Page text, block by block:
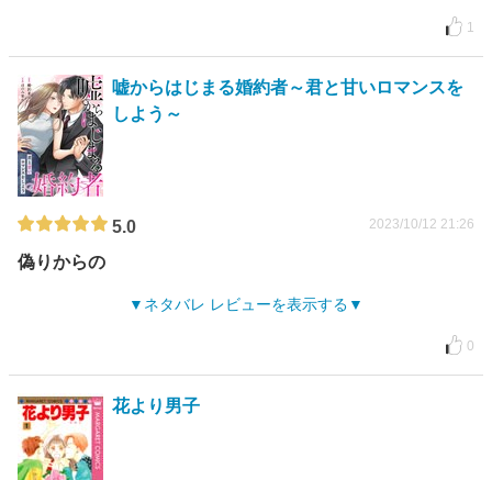
1
嘘からはじまる婚約者～君と甘いロマンスを
しよう～
5.0 2023/10/12 21:26
偽りからの
ネタバレ レビューを表示する
0
花より男子